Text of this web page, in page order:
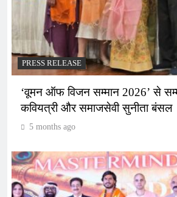
PRESS RELEASE
‘वूमन ऑफ विजन सम्मान 2026’ से
कवियत्री और समाजसेवी सुनीता बंसल
5 months ago